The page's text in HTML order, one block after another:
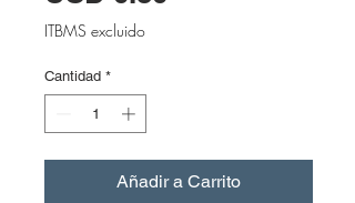
ITBMS excluido
Cantidad *
Añadir a Carrito